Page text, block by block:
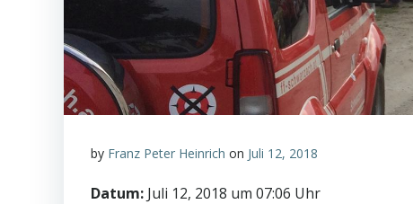
by Franz Peter Heinrich on Juli 12, 2018
Datum: Juli 12, 2018 um 07:06 Uhr